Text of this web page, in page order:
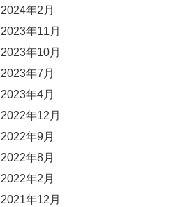
2024年2月
2023年11月
2023年10月
2023年7月
2023年4月
2022年12月
2022年9月
2022年8月
2022年2月
2021年12月